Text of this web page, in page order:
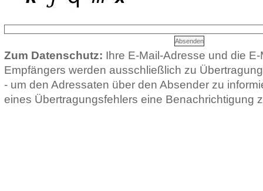
Zum Datenschutz: Ihre E-Mail-Adresse und die
Empfängers werden ausschließlich zu
- um den Adressaten über den Absender zu
eines Übertragungsfehlers eine Benachrichtigung